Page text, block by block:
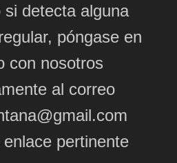
si detecta alguna
póngase en
con nosotros
al correo
pertinente